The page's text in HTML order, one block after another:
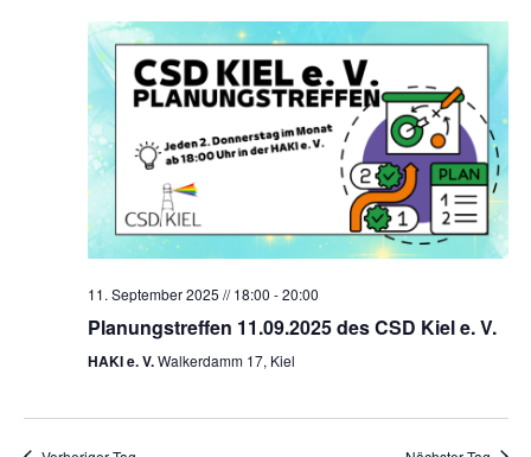
und
11. September 2025 // 18:00 -20:00
Planungstreffen 11.09.2025 des CSD Kiel e. V.
HAKI e. V.Walkerdamm 17, Kiel